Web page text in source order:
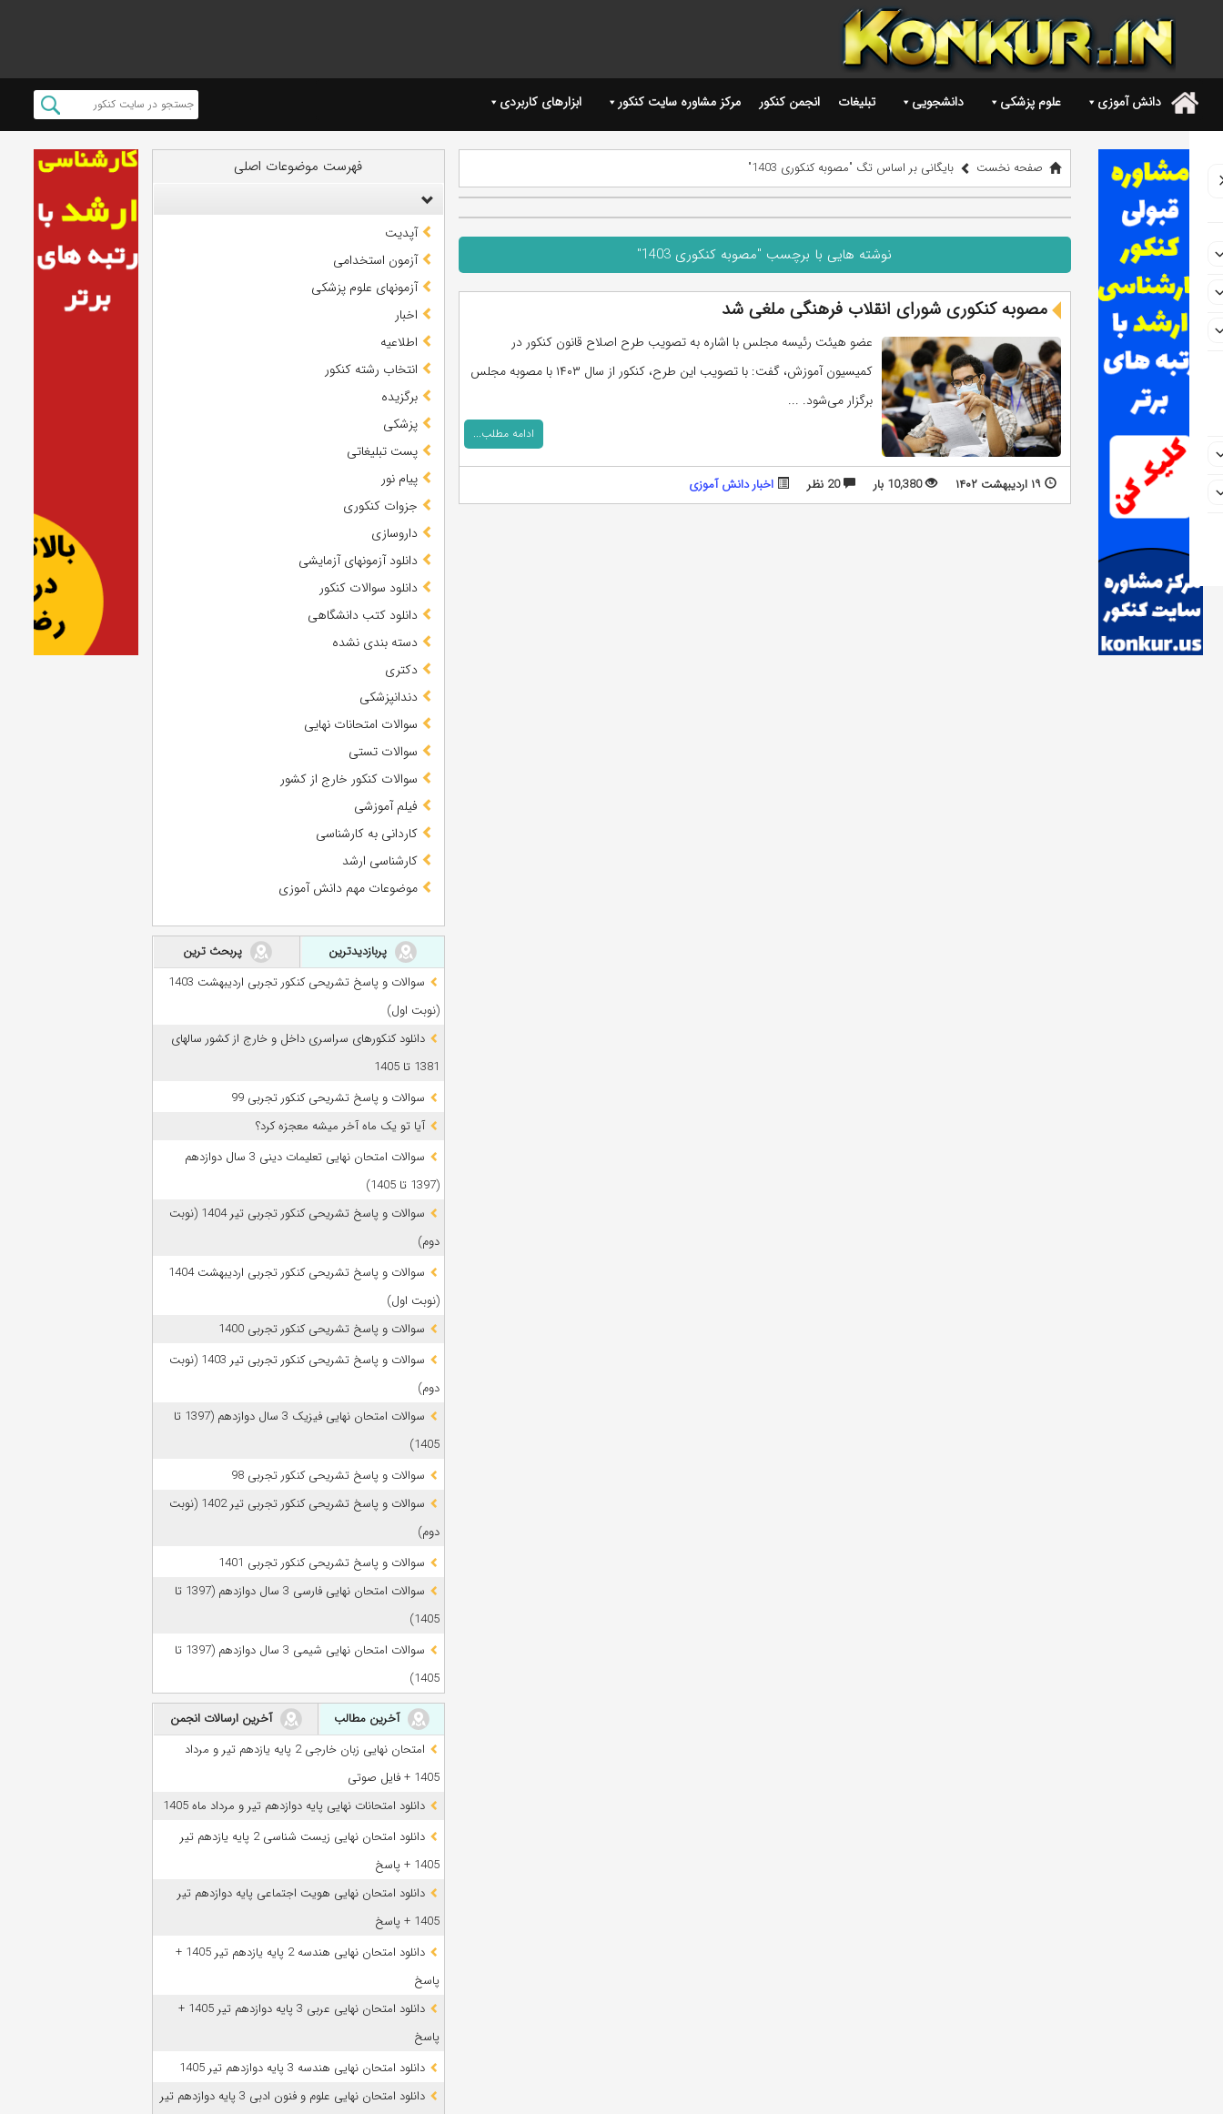
. دانش آموزی علوم پزشکی دانشجویی تبلیغات انجمن کنکور مرکز مشاوره سایت کنکور ابزارهای کاربردی
صفحه نخست بایگانی بر اساس تگ "مصوبه کنکوری 1403"
نوشته هایی با برچسب "مصوبه کنکوری 1403"
مصوبه کنکوری شورای انقلاب فرهنگی ملغی شد
عضو هیئت رئیسه مجلس با اشاره به تصویب طرح اصلاح قانون کنکور در
کمیسیون آموزش، گفت: با تصویب این طرح، کنکور از سال ۱۴۰۳ با مصوبه مجلس
برگزار می‌‎شود. ...
ادامه مطلب...
۱۹ اردیبهشت ۱۴۰۲ 10,380 بار 20 نظر اخبار دانش آموزی
فهرست موضوعات اصلی
آپدیت
آزمون استخدامی
آزمونهای علوم پزشکی
اخبار
اطلاعیه
انتخاب رشته کنکور
برگزیده
پزشکی
پست تبلیغاتی
پیام نور
جزوات کنکوری
داروسازی
دانلود آزمونهای آزمایشی
دانلود سوالات کنکور
دانلود کتب دانشگاهی
دسته بندی نشده
دکتری
دندانپزشکی
سوالات امتحانات نهایی
سوالات تستی
سوالات کنکور خارج از کشور
فیلم آموزشی
کاردانی به کارشناسی
کارشناسی ارشد
موضوعات مهم دانش آموزی
پربازدیدترین
پربحث ترین
سوالات و پاسخ تشریحی کنکور تجربی اردیبهشت 1403
(نوبت اول)
دانلود کنکورهای سراسری داخل و خارج از کشور سالهای
1381 تا 1405
سوالات و پاسخ تشریحی کنکور تجربی 99
آیا تو یک ماه آخر میشه معجزه کرد؟
سوالات امتحان نهایی تعلیمات دینی 3 سال دوازدهم
(1397 تا 1405)
سوالات و پاسخ تشریحی کنکور تجربی تیر 1404 (نوبت
دوم)
سوالات و پاسخ تشریحی کنکور تجربی اردیبهشت 1404
(نوبت اول)
سوالات و پاسخ تشریحی کنکور تجربی 1400
سوالات و پاسخ تشریحی کنکور تجربی تیر 1403 (نوبت
دوم)
سوالات امتحان نهایی فیزیک 3 سال دوازدهم (1397 تا
1405)
سوالات و پاسخ تشریحی کنکور تجربی 98
سوالات و پاسخ تشریحی کنکور تجربی تیر 1402 (نوبت
دوم)
سوالات و پاسخ تشریحی کنکور تجربی 1401
سوالات امتحان نهایی فارسی 3 سال دوازدهم (1397 تا
1405)
سوالات امتحان نهایی شیمی 3 سال دوازدهم (1397 تا
1405)
آخرین مطالب
آخرین ارسالات انجمن
امتحان نهایی زبان خارجی 2 پایه یازدهم تیر و مرداد
1405 + فایل صوتی
دانلود امتحانات نهایی پایه دوازدهم تیر و مرداد ماه 1405
دانلود امتحان نهایی زیست شناسی 2 پایه یازدهم تیر
1405 + پاسخ
دانلود امتحان نهایی هویت اجتماعی پایه دوازدهم تیر
1405 + پاسخ
دانلود امتحان نهایی هندسه 2 پایه یازدهم تیر 1405 +
پاسخ
دانلود امتحان نهایی عربی 3 پایه دوازدهم تیر 1405 +
پاسخ
دانلود امتحان نهایی هندسه 3 پایه دوازدهم تیر 1405
دانلود امتحان نهایی علوم و فنون ادبی 3 پایه دوازدهم تیر